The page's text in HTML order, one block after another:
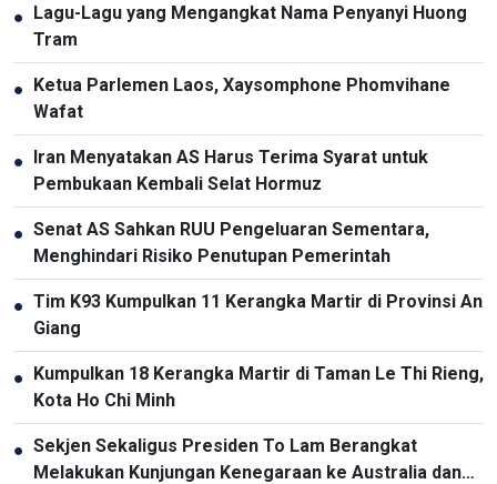
● Lagu-Lagu yang Mengangkat Nama Penyanyi Huong
Tram
● Ketua Parlemen Laos, Xaysomphone Phomvihane
Wafat
● Iran Menyatakan AS Harus Terima Syarat untuk
Pembukaan Kembali Selat Hormuz
● Senat AS Sahkan RUU Pengeluaran Sementara,
Menghindari Risiko Penutupan Pemerintah
● Tim K93 Kumpulkan 11 Kerangka Martir di Provinsi An
Giang
● Kumpulkan 18 Kerangka Martir di Taman Le Thi Rieng,
Kota Ho Chi Minh
● Sekjen Sekaligus Presiden To Lam Berangkat
Melakukan Kunjungan Kenegaraan ke Australia dan